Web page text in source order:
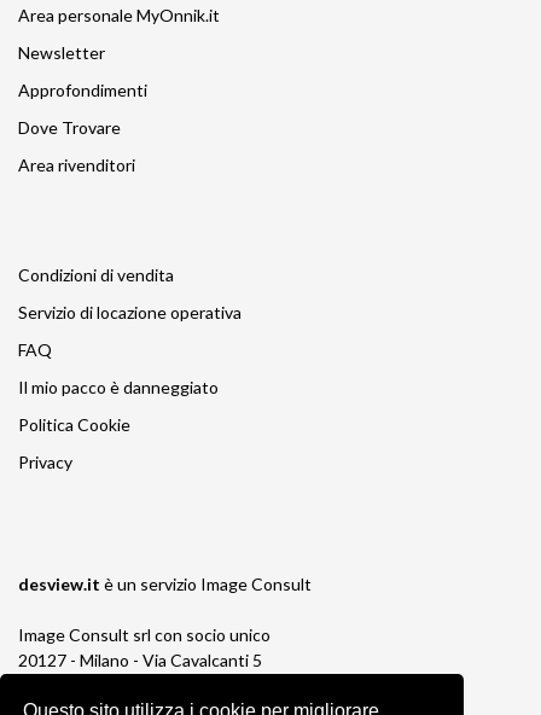
Questo sito utilizza i cookie per migliorare
Area personale MyOnnik.it
Newsletter
Approfondimenti
Dove Trovare
Area rivenditori
Condizioni di vendita
Servizio di locazione operativa
FAQ
Il mio pacco è danneggiato
Politica Cookie
Privacy
desview.it è un servizio Image Consult
Image Consult srl con socio unico
20127 - Milano - Via Cavalcanti 5